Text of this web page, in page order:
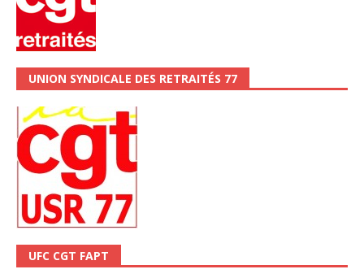
UNION SYNDICALE DES RETRAITÉS 77
UFC CGT FAPT